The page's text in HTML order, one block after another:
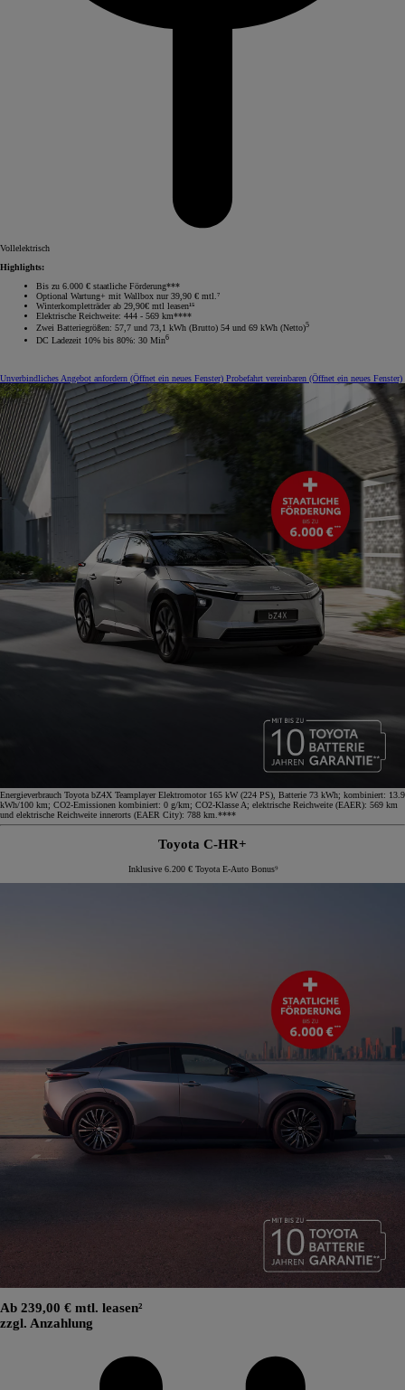
Vollelektrisch
Highlights:
Bis zu 6.000 € staatliche Förderung***
Optional Wartung+ mit Wallbox nur 39,90 € mtl.⁷
Winterkompletträder ab 29,90€ mtl leasen¹⁵
Elektrische Reichweite: 444 - 569 km****
Zwei Batteriegrößen: 57,7 und 73,1 kWh (Brutto) 54 und 69 kWh (Netto)5
DC Ladezeit 10% bis 80%: 30 Min6
Unverbindliches Angebot anfordern (Öffnet ein neues Fenster) Probefahrt vereinbaren (Öffnet ein neues Fenster)
Energieverbrauch Toyota bZ4X Teamplayer Elektromotor 165 kW (224 PS), Batterie 73 kWh; kombiniert: 13.9
kWh/100 km; CO2-Emissionen kombiniert: 0 g/km; CO2-Klasse A; elektrische Reichweite (EAER): 569 km
und elektrische Reichweite innerorts (EAER City): 788 km.****
Toyota C-HR+
Inklusive 6.200 € Toyota E-Auto Bonus⁹
Ab 239,00 € mtl. leasen²
zzgl. Anzahlung